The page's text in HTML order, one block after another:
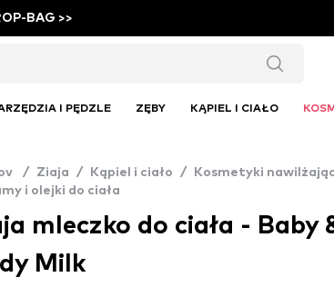
BAG >>
I PĘDZLE ZĘBY KĄPIEL I CIAŁO
/ Ziaja / Kąpiel i ciało / Kosmetyki
i olejki do ciała
mleczko do ciała - Baby
Milk